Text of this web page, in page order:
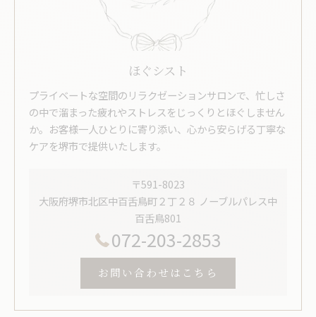
ほぐシスト
プライベートな空間のリラクゼーションサロンで、忙しさ
の中で溜まった疲れやストレスをじっくりとほぐしません
か。お客様一人ひとりに寄り添い、心から安らげる丁寧な
ケアを堺市で提供いたします。
〒591-8023
大阪府堺市北区中百舌鳥町２丁２８ ノーブルパレス中
百舌鳥801
072-203-2853
お問い合わせはこちら